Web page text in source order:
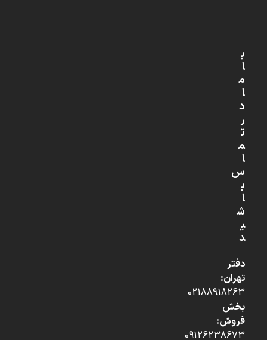
ب
ا
م
ا
د
ر
ت
م
ا
س
ب
ا
ش
ی
د
دفتر
تهران:
02188918263
بخش
فروش:
09126238673